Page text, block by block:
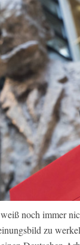
noch immer
zu